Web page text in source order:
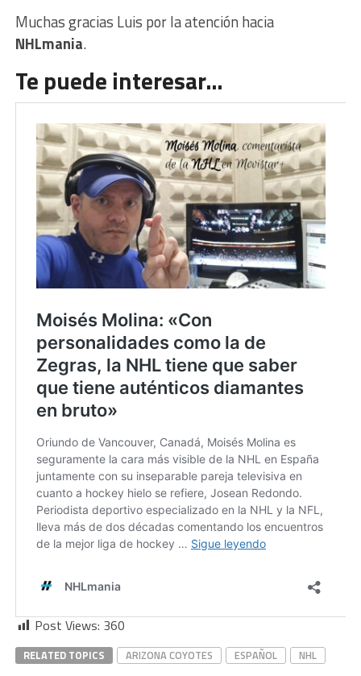
Muchas gracias Luis por la atención hacia
NHLmania.
Te puede interesar…
Post Views: 360
RELATED TOPICS ARIZONA COYOTES ESPAÑOL NHL